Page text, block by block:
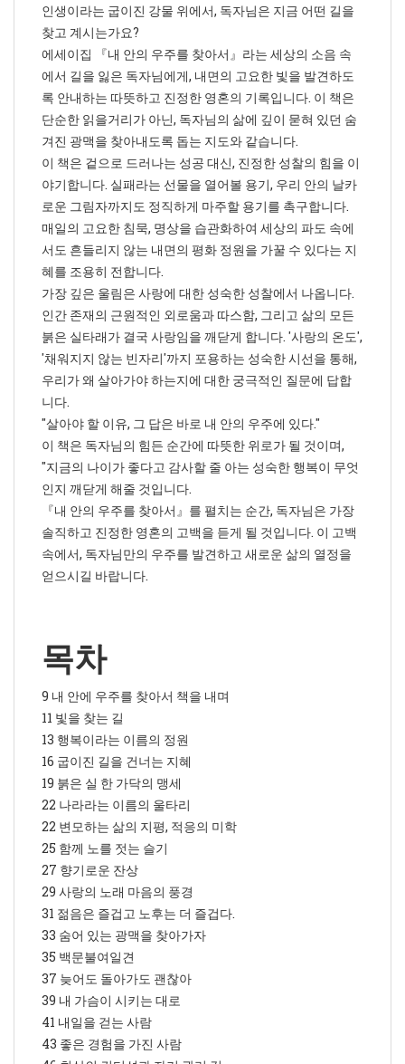
인생이라는 굽이진 강물 위에서, 독자님은 지금 어떤 길을
찾고 계시는가요?
에세이집 『내 안의 우주를 찾아서』라는 세상의 소음 속
에서 길을 잃은 독자님에게, 내면의 고요한 빛을 발견하도
록 안내하는 따뜻하고 진정한 영혼의 기록입니다. 이 책은
단순한 읽을거리가 아닌, 독자님의 삶에 깊이 묻혀 있던 숨
겨진 광맥을 찾아내도록 돕는 지도와 같습니다.
이 책은 겉으로 드러나는 성공 대신, 진정한 성찰의 힘을 이
야기합니다. 실패라는 선물을 열어볼 용기, 우리 안의 날카
로운 그림자까지도 정직하게 마주할 용기를 촉구합니다.
매일의 고요한 침묵, 명상을 습관화하여 세상의 파도 속에
서도 흔들리지 않는 내면의 평화 정원을 가꿀 수 있다는 지
혜를 조용히 전합니다.
가장 깊은 울림은 사랑에 대한 성숙한 성찰에서 나옵니다.
인간 존재의 근원적인 외로움과 따스함, 그리고 삶의 모든
붉은 실타래가 결국 사랑임을 깨닫게 합니다. '사랑의 온도',
'채워지지 않는 빈자리'까지 포용하는 성숙한 시선을 통해,
우리가 왜 살아가야 하는지에 대한 궁극적인 질문에 답합
니다.
"살아야 할 이유, 그 답은 바로 내 안의 우주에 있다."
이 책은 독자님의 힘든 순간에 따뜻한 위로가 될 것이며,
"지금의 나이가 좋다고 감사할 줄 아는 성숙한 행복이 무엇
인지 깨닫게 해줄 것입니다.
『내 안의 우주를 찾아서』를 펼치는 순간, 독자님은 가장
솔직하고 진정한 영혼의 고백을 듣게 될 것입니다. 이 고백
속에서, 독자님만의 우주를 발견하고 새로운 삶의 열정을
얻으시길 바랍니다.
목차
9 내 안에 우주를 찾아서 책을 내며
11 빛을 찾는 길
13 행복이라는 이름의 정원
16 굽이진 길을 건너는 지혜
19 붉은 실 한 가닥의 맹세
22 나라라는 이름의 울타리
22 변모하는 삶의 지평, 적응의 미학
25 함께 노를 젓는 슬기
27 향기로운 잔상
29 사랑의 노래 마음의 풍경
31 젊음은 즐겁고 노후는 더 즐겁다.
33 숨어 있는 광맥을 찾아가자
35 백문불여일견
37 늦어도 돌아가도 괜찮아
39 내 가슴이 시키는 대로
41 내일을 걷는 사람
43 좋은 경험을 가진 사람